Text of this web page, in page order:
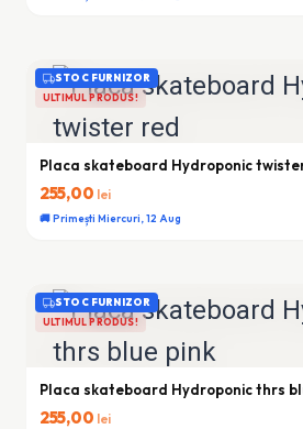
STOC FURNIZOR
ULTIMUL PRODUS!
Placa skateboard Hydroponic
255,00 lei
🚚 Primești Miercuri, 12 Aug
STOC FURNIZOR
ULTIMUL PRODUS!
Placa skateboard Hydroponic thrs
255,00 lei